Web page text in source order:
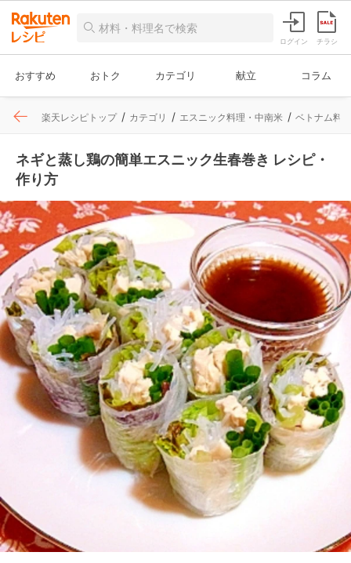
ログイン チラシ
おすすめ おトク カテゴリ 献立 コラム
楽天レシピトップ カテゴリ エスニック料理・中南米 ベトナム料理
ネギと蒸し鶏の簡単エスニック生春巻き レシピ・
作り方